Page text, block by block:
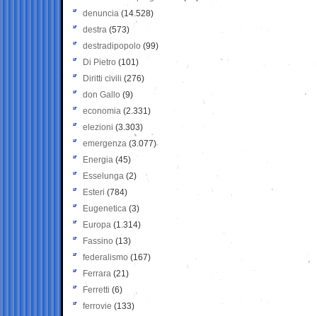
denuncia (14.528)
destra (573)
destradipopolo (99)
Di Pietro (101)
Diritti civili (276)
don Gallo (9)
economia (2.331)
elezioni (3.303)
emergenza (3.077)
Energia (45)
Esselunga (2)
Esteri (784)
Eugenetica (3)
Europa (1.314)
Fassino (13)
federalismo (167)
Ferrara (21)
Ferretti (6)
ferrovie (133)